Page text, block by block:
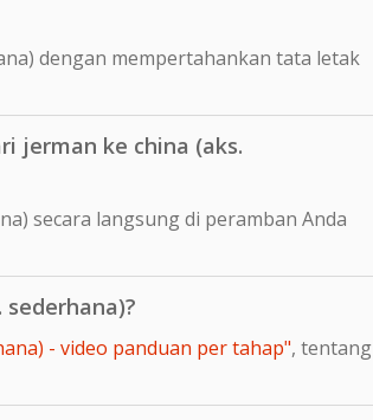
dengan mempertahankan tata letak
jerman ke china (aks.
secara langsung di peramban Anda
- video panduan per tahap", tentang